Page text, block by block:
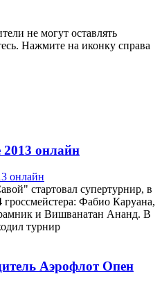
не могут оставлять
Нажмите на иконку справа
онлайн
стартовал супертурнир, в
Фабио Каруана,
и Вишванатан Ананд. В
турнир
Аэрофлот Опен